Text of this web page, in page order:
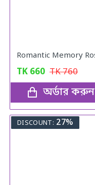
TK 660 TK760
অর্ডার করুন
DISCOUNT: 27%